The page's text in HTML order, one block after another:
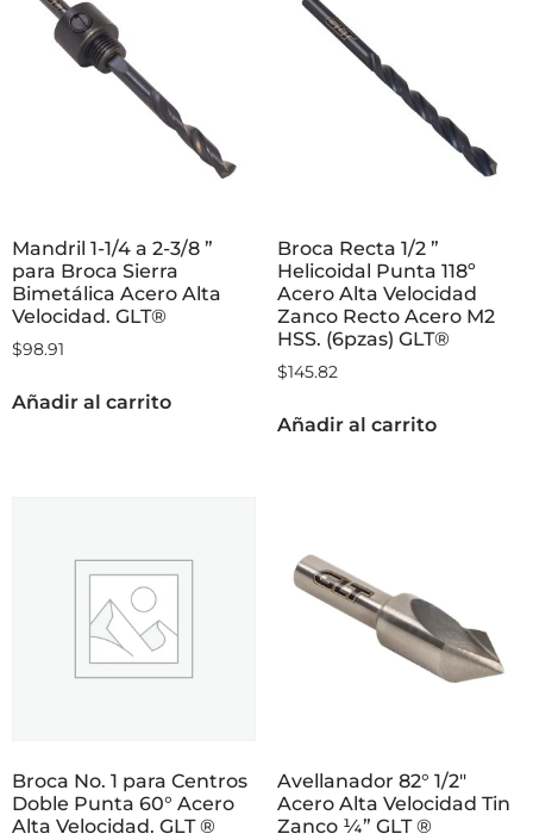
Mandril 1-1/4 a 2-3/8 ”
para Broca Sierra
Bimetálica Acero Alta
Velocidad. GLT®
$98.91
Añadir al carrito
Broca Recta 1/2 ”
Helicoidal Punta 118º
Acero Alta Velocidad
Zanco Recto Acero M2
HSS. (6pzas) GLT®
$145.82
Añadir al carrito
Broca No. 1 para Centros
Doble Punta 60° Acero
Alta Velocidad. GLT ®
Avellanador 82° 1/2″
Acero Alta Velocidad Tin
Zanco ¼” GLT ®